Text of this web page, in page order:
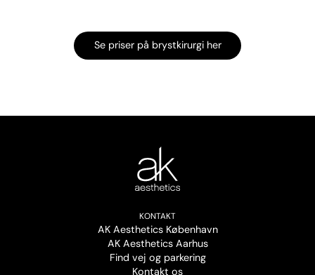
Se priser på brystkirurgi her
KONTAKT
AK Aesthetics København
AK Aesthetics Aarhus
Find vej og parkering
Kontakt os